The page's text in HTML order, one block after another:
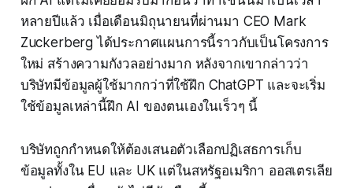
หลายปีแล้ว เมื่อเดือนมิถุนายนที่ผ่านมา CEO Mark
Zuckerberg ได้ประกาศแผนการนี้ราวกับเป็นโครงการ
ใหม่ สร้างความกังวลอย่างมาก หลังจากเขากล่าวว่า
บริษัทมีข้อมูลผู้ใช้มากกว่าที่ใช้ฝึก ChatGPT และจะเริ่ม
ใช้ข้อมูลเหล่านี้ฝึก AI ของตนเองในเร็วๆ นี้
บริษัทถูกกำหนดให้ต้องเสนอตัวเลือกปฏิเสธการเก็บ
ข้อมูลทั้งใน EU และ UK แต่ในสหรัฐอเมริกา ออสเตรเลีย